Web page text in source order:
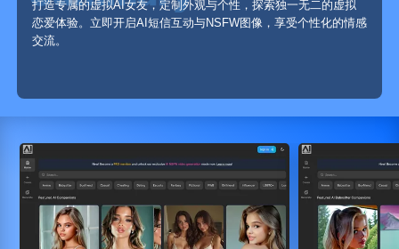
打造专属的虚拟AI女友，定制外观与个性，探索独一无二的虚拟
恋爱体验。立即开启AI短信互动与NSFW图像，享受个性化的情感
交流。